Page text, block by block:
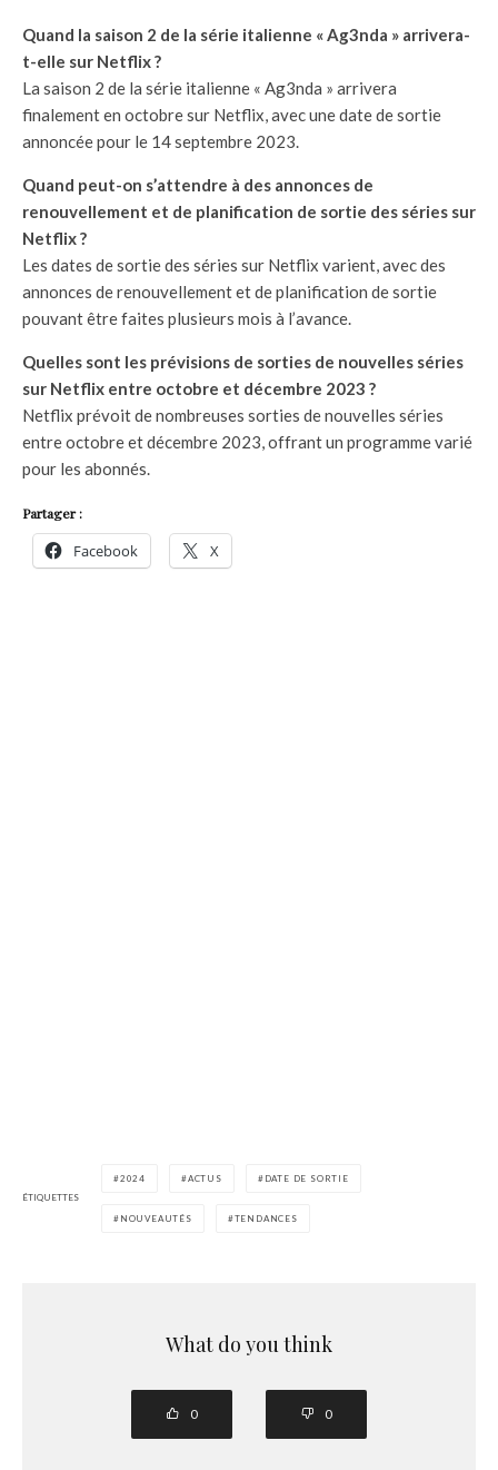
Quand la saison 2 de la série italienne « Ag3nda » arrivera-
t-elle sur Netflix ?
La saison 2 de la série italienne « Ag3nda » arrivera
finalement en octobre sur Netflix, avec une date de sortie
annoncée pour le 14 septembre 2023.
Quand peut-on s’attendre à des annonces de
renouvellement et de planification de sortie des séries sur
Netflix ?
Les dates de sortie des séries sur Netflix varient, avec des
annonces de renouvellement et de planification de sortie
pouvant être faites plusieurs mois à l’avance.
Quelles sont les prévisions de sorties de nouvelles séries
sur Netflix entre octobre et décembre 2023 ?
Netflix prévoit de nombreuses sorties de nouvelles séries
entre octobre et décembre 2023, offrant un programme varié
pour les abonnés.
Partager :
Facebook X
ÉTIQUETTES
2024 ACTUS DATE DE SORTIE
NOUVEAUTÉS TENDANCES
What do you think
0 0